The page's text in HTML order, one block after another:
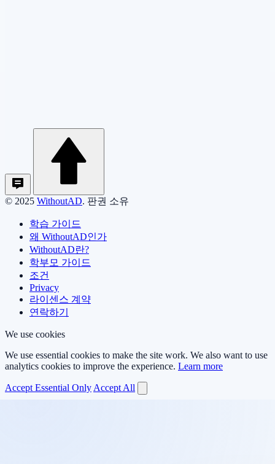
© 2025 WithoutAD. 판권 소유
학습 가이드
왜 WithoutAD인가
WithoutAD란?
학부모 가이드
조건
Privacy
라이센스 계약
연락하기
We use cookies
We use essential cookies to make the site work. We also want to use
analytics cookies to improve the experience. Learn more
Accept Essential Only Accept All